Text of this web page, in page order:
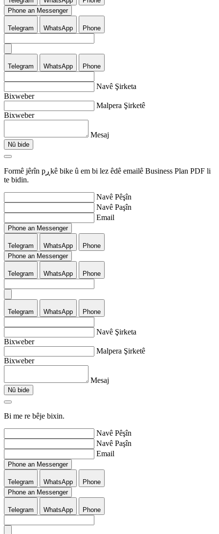
Phone an Messenger
Telegram WhatsApp Phone
Telegram WhatsApp Phone
Navê Şirketa
Bixweber
Malpera Şirketê
Bixweber
Mesaj
Nû bide
Formê jêrîn pڕkê bike û em bi lez êdê emailê Business Plan PDF li
te bidin.
Navê Pêşîn
Navê Paşîn
Email
Phone an Messenger
Telegram WhatsApp
Phone
Phone an Messenger
Telegram WhatsApp Phone
Telegram WhatsApp Phone
Navê Şirketa
Bixweber
Malpera Şirketê
Bixweber
Mesaj
Nû bide
Bi me re bêje bixin.
Navê Pêşîn
Navê Paşîn
Email
Phone an Messenger
Telegram WhatsApp
Phone
Phone an Messenger
Telegram WhatsApp Phone